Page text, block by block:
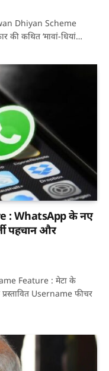
Dhiyan Scheme
की कथित ‘मावां-धियां…
: WhatsApp के नए
पहचान और
Feature : मेटा के
Username फीचर